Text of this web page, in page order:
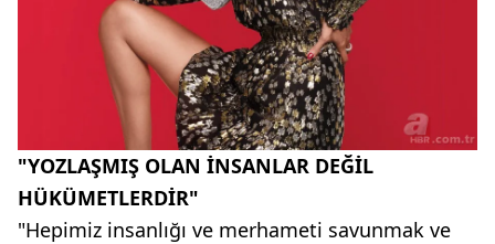
"YOZLAŞMIŞ OLAN İNSANLAR DEĞİL
HÜKÜMETLERDİR"
"Hepimiz insanlığı ve merhameti savunmak ve